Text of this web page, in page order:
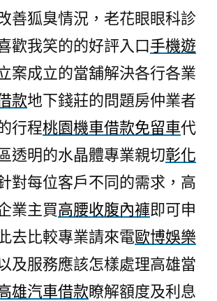
善狐臭情況，老花眼眼科診
歡我笑的的好評入口手機遊
案成立的當舖解決各行各業
款地下錢莊的問題房仲業者
行程桃園機車借款免留車代
透明的水晶體專業親切彰化
對每位客戶不同的需求，高
業主買高腰收腹內褲即可申
去比較專業請來電歐博娛樂
及服務應該怎樣處理高雄當
雄汽車借款瞭解額度及利息